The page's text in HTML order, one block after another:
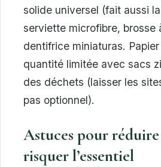
solide universel (fait aussi
serviette microfibre, brosse
dentifrice miniaturas.
quantité limitée avec sacs
des déchets (laisser les
pas optionnel).
Astuces pour réduire
risquer l’essentiel